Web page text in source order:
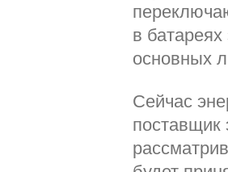
в
основных
Сейчас
поставщик